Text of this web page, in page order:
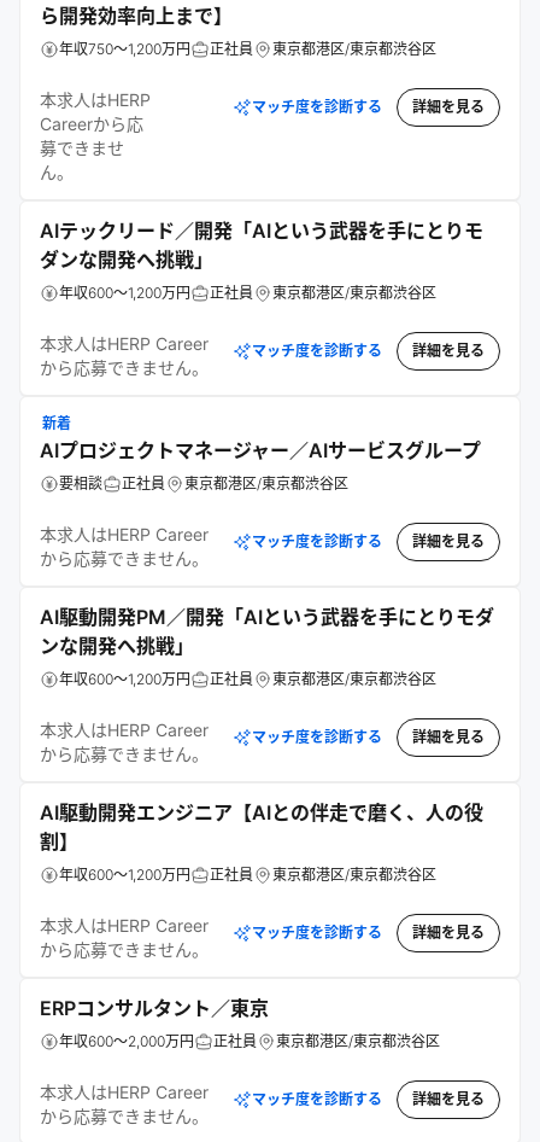
ら開発効率向上まで】
年収750～1,200万円 正社員 東京都港区/東京都渋谷区
本求人はHERP
Careerから応
募できませ
ん。
マッチ度を診断する 詳細を見る
AIテックリード／開発「AIという武器を手にとりモ
ダンな開発へ挑戦」
年収600～1,200万円 正社員 東京都港区/東京都渋谷区
本求人はHERP Career
から応募できません。
マッチ度を診断する 詳細を見る
新着
AIプロジェクトマネージャー／AIサービスグループ
要相談 正社員 東京都港区/東京都渋谷区
本求人はHERP Career
から応募できません。
マッチ度を診断する 詳細を見る
AI駆動開発PM／開発「AIという武器を手にとりモダ
ンな開発へ挑戦」
年収600～1,200万円 正社員 東京都港区/東京都渋谷区
本求人はHERP Career
から応募できません。
マッチ度を診断する 詳細を見る
AI駆動開発エンジニア【AIとの伴走で磨く、人の役
割】
年収600～1,200万円 正社員 東京都港区/東京都渋谷区
本求人はHERP Career
から応募できません。
マッチ度を診断する 詳細を見る
ERPコンサルタント／東京
年収600～2,000万円 正社員 東京都港区/東京都渋谷区
本求人はHERP Career
から応募できません。
マッチ度を診断する 詳細を見る